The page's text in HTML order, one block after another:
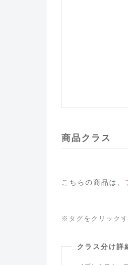
商品クラス
こちらの商品は、
※タグをクリック
クラス分け詳